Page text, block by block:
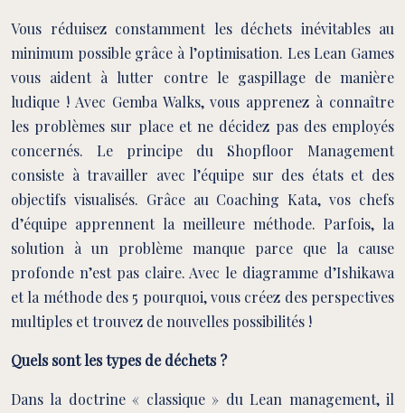
Vous réduisez constamment les déchets inévitables au
minimum possible grâce à l’optimisation. Les Lean Games
vous aident à lutter contre le gaspillage de manière
ludique ! Avec Gemba Walks, vous apprenez à connaître
les problèmes sur place et ne décidez pas des employés
concernés. Le principe du Shopfloor Management
consiste à travailler avec l’équipe sur des états et des
objectifs visualisés. Grâce au Coaching Kata, vos chefs
d’équipe apprennent la meilleure méthode. Parfois, la
solution à un problème manque parce que la cause
profonde n’est pas claire. Avec le diagramme d’Ishikawa
et la méthode des 5 pourquoi, vous créez des perspectives
multiples et trouvez de nouvelles possibilités !
Quels sont les types de déchets ?
Dans la doctrine « classique » du Lean management, il